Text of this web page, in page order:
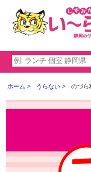
ホーム うらない のづら